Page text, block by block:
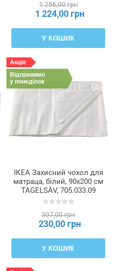
1 256,00 грн
1 224,00 грн
У КОШИК
Акція
Відправимо
у понеділок
ІКЕА Захисний чохол для
матраца, білий, 90x200 см
TAGELSÄV, 705.033.09
307,00 грн
230,00 грн
У КОШИК